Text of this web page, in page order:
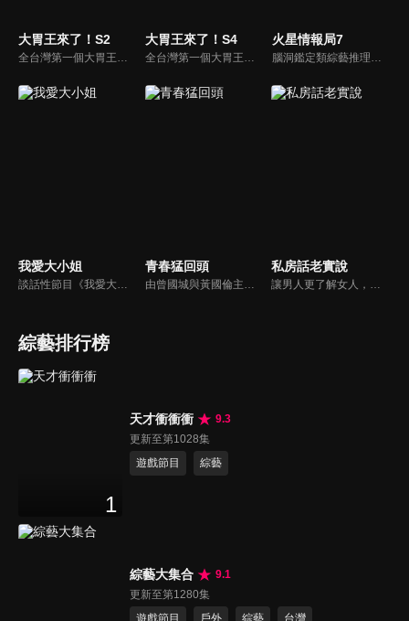
大胃王來了！S2
全台灣第一個大胃王美食節目，由主持人帶領大胃王們及名人來賓吃遍台灣美食，每趟旅程都有不同的美食主題以及遊戲互動，並藉由大胃王幸福地享用，讓觀眾深刻了解台灣美食文化的豐富特色！
大胃王來了！S4
全台灣第一個大胃王美食節目，由主持人帶領大胃王們及名人來賓吃遍台灣美食，每趟旅程都有不同的美食主題以及遊戲互動，並藉由大胃王幸福地享用，讓觀眾深刻了解台灣美食文化的豐富特色！
火星情報局7
腦洞鑑定類綜藝推理脫口秀，陣容為薛之謙、大張偉、楊迪、劉維、黃子弘凡、黃聖依、龐博等…節目圍繞著當下熱梗熱點、觀眾的興趣點、共鳴點展開故事；火星特工廣發英雄帖正面對撞，迎戰近年最出圈、最有趣、最敢說的廠牌大咖們。真金不怕火煉！一場席卷全網的廠牌巔峰之戰即將展開！
我愛大小姐
談話性節目《我愛大小姐》是由吳淡如、林慧萍主持的一檔談話性節目，講訴女人間的那些事。
青春猛回頭
由曾國城與黃國倫主持，節目中邀請20位20歲以下青少年組成青春團，另一邊則為年紀相較成熟的藝人來賓為不老團，每集分別就一件青少年必定遇見的事件討論，看兩個不同年代的人們，所擁有的不同看法與立場。帶領讓觀眾一起回到那些年的青春歲月！
私房話老實說
讓男人更了解女人，女人更了解自己 ，揭密女性私房話，讓療癒專家教你更愛自己！由于美人和納豆攜手主持，更多你想知道的女性私密話題都在《私房話老實說》。
綜藝排行榜
1
天才衝衝衝
9.3
更新至第1028集
遊戲節目
綜藝
綜藝大集合
9.1
更新至第1280集
遊戲節目
戶外 綜藝 台灣